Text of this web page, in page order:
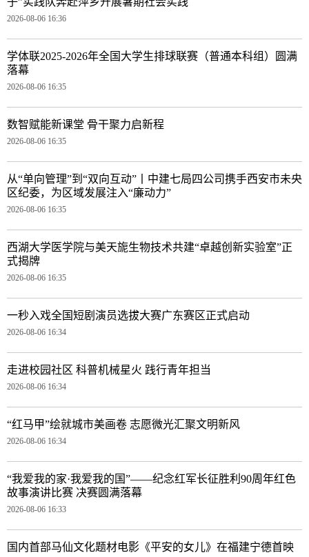
2026-08-06 16:36
学体联2025-2026年全国大学生排球联赛（普通本科组）圆满
落幕
2026-08-06 16:35
数智赋能新课堂 骨干聚力启新程
2026-08-06 16:35
从“单向管理”到“双向互动”丨中建七局四公司携手西安市未央
区纪委，为区域发展注入“廉动力”
2026-08-06 16:35
西湖大学医学院与美天旎生物技术共建“卓越创新实验室”正
式揭牌
2026-08-06 16:35
一秒入戏全国短剧演员选拔大赛广东赛区正式启动
2026-08-06 16:34
走进校园社区 科普机械星火 践行青年担当
2026-08-06 16:34
“红马甲”绘就城市美画卷 志愿微光汇聚文明新风
2026-08-06 16:34
“我爱我的家·我爱我的国”——纪念红军长征胜利90周年红色
故事演讲比赛 决赛圆满落幕
2026-08-06 16:33
国内首部马仙文化题材电影《平安的女儿》在福建宁德首映